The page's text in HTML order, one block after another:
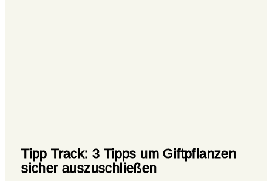
Tipp Track: 3 Tipps um Giftpflanzen
sicher auszuschließen